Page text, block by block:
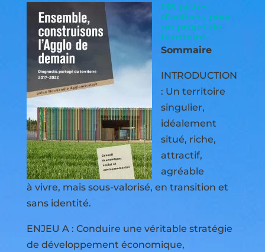
135 pistes
d’actions pour
un projet de
territoire
Sommaire
INTRODUCTION
: Un territoire
singulier,
idéalement
situé, riche,
attractif,
agréable
à vivre, mais sous-valorisé, en transition et
sans identité.
ENJEU A : Conduire une véritable stratégie
de développement économique,